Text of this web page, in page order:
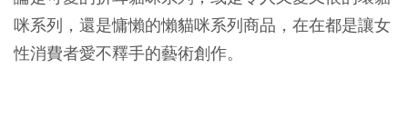
咪系列，還是慵懶的懶貓咪系列商品，在在都是讓女
性消費者愛不釋手的藝術創作。